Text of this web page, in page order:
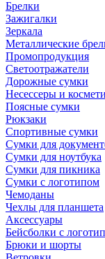
Брелки
Зажигалки
Зеркала
Металлические
Промопродукция
Светоотражатели
Дорожные сумки
Несессеры и
Поясные сумки
Рюкзаки
Спортивные сумки
Сумки для
Сумки для ноутбука
Сумки для пикника
Сумки с логотипом
Чемоданы
Чехлы для планшета
Аксессуары
Бейсболки с
Брюки и шорты